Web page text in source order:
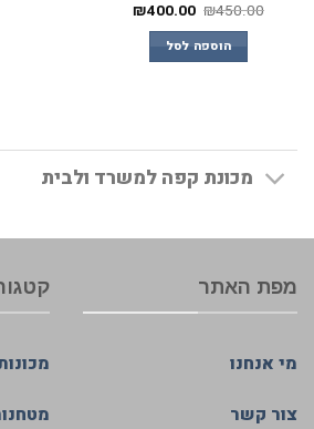
₪450.00
₪400.00
הוספה לסל
מכונת קפה למשרד ולבית
מפת האתר
מי אנחנו
צור קשר